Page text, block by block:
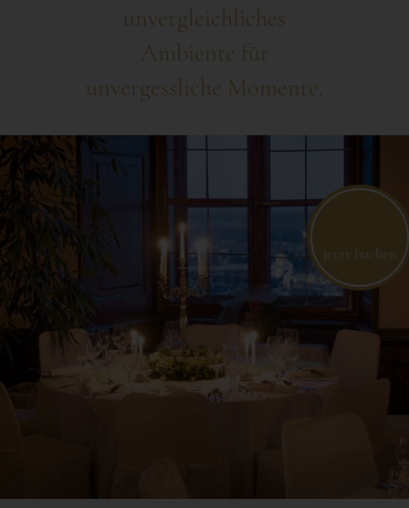
unvergleichliches
Ambiente für
unvergessliche Momente.
jetzt buchen